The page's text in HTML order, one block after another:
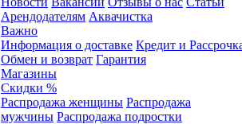
Арендодателям Аквачистка
Важно
Информация о доставке Кредит и
Обмен и возврат Гарантия
Магазины
Скидки %
Распродажа женщины Распродажа
мужчины Распродажа подростки